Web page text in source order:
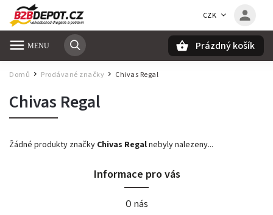
CZK
Prázdný košík
Domů / Prodávané značky / Chivas Regal
Chivas Regal
Žádné produkty značky Chivas Regalnebyly nalezeny...
Informace pro vás
O nás